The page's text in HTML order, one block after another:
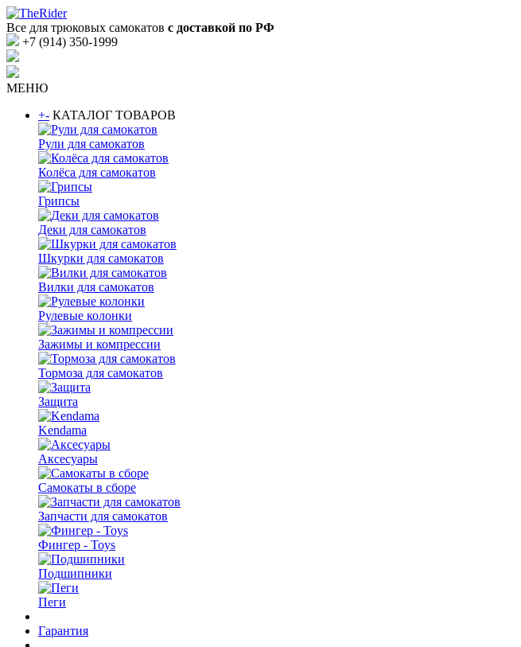
Все для трюковых самокатов с доставкой по РФ
+7 (914) 350-1999
МЕНЮ
+- КАТАЛОГ ТОВАРОВ
Рули для самокатов
Колёса для самокатов
Грипсы
Деки для самокатов
Шкурки для самокатов
Вилки для самокатов
Рулевые колонки
Зажимы и компрессии
Тормоза для самокатов
Защита
Kendama
Аксесуары
Самокаты в сборе
Запчасти для самокатов
Фингер - Toys
Подшипники
Пеги
Гарантия